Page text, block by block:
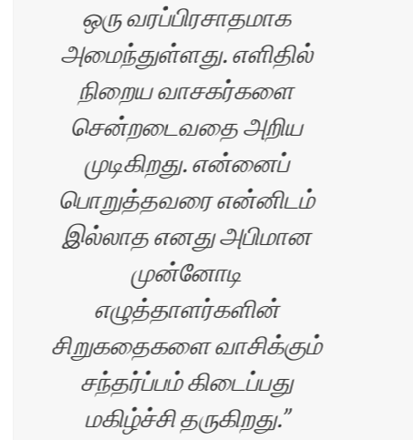
ஒரு வரப்பிரசாதமாக
அமைந்துள்ளது. எளிதில்
நிறைய வாசகர்களை
சென்றடைவதை அறிய
முடிகிறது. என்னைப்
பொறுத்தவரை என்னிடம்
இல்லாத எனது அபிமான
முன்னோடி
எழுத்தாளர்களின்
சிறுகதைகளை வாசிக்கும்
சந்தர்ப்பம் கிடைப்பது
மகிழ்ச்சி தருகிறது.